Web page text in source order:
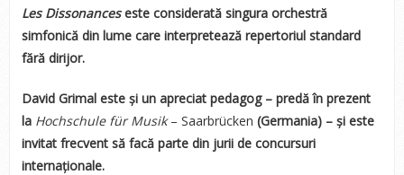
Les Dissonanceseste considerată singura orchestră
simfonică din lume care interpretează repertoriul standard
fără dirijor.
David Grimal este și un apreciat pedagog – predă în prezent
la Hochschule für Musik– Saarbrücken (Germania) – și este
invitat frecvent să facă parte din jurii de concursuri
internaționale.